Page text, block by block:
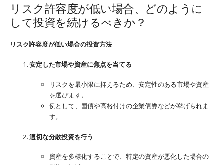
リスク許容度が低い場合、どのように
して投資を続けるべきか？
リスク許容度が低い場合の投資方法
安定した市場や資産に焦点を当てる
リスクを最小限に抑えるため、安定性のある市場や資産
を選びます。
例として、国債や高格付けの企業債券などが挙げられま
す。
適切な分散投資を行う
資産を多様化することで、特定の資産が悪化した場合の